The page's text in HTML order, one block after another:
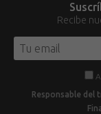
Recibe
Responsable del